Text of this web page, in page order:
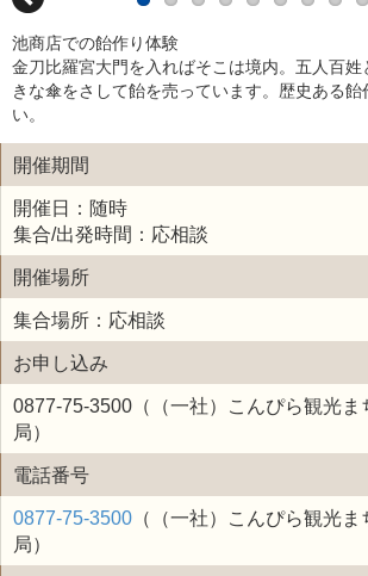
池商店での飴作り体験
金刀比羅宮大門を入ればそこは境内。五人百
きな傘をさして飴を売っています。歴史ある飴
い。
開催期間
開催日：随時
集合/出発時間：応相談
開催場所
集合場所：応相談
お申し込み
0877-75-3500（（一社）こんぴら観光ま
局）
電話番号
0877-75-3500 （（一社）こんぴら観光
局）